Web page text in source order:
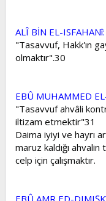
ALÎ BİN EL-ISFAHANî:
"Tasavvuf, Hakk'ın
olmaktır".30
EBÛ MUHAMMED
"Tasavvuf ahvâli
iltizam etmektir"31
Daima iyiyi ve hayrı
maruz kaldığı
celp için çalışmaktır.
EBÛ AMR ED-